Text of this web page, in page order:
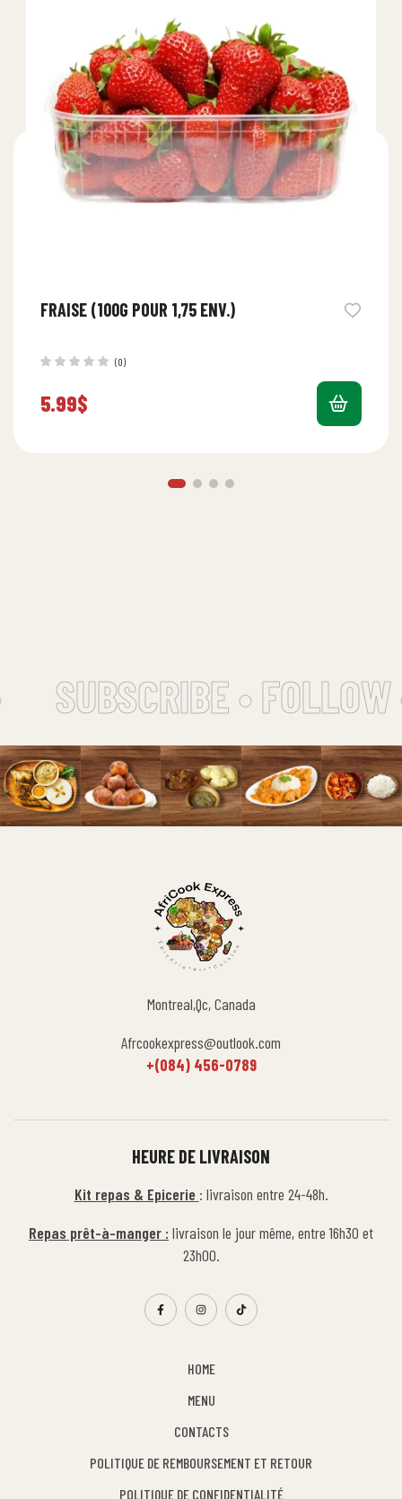
FRAISE (100G POUR 1,75 ENV.)
(0)
5.99$
SUBSCRIBE • FOLLOW
Montreal,Qc, Canada
Afrcookexpress@outlook.com
+(084) 456-0789
HOME
MENU
CONTACTS
POLITIQUE DE REMBOURSEMENT ET RETOUR
POLITIQUE DE CONFIDENTIALITÉ
HEURE DE LIVRAISON
Kit repas & Epicerie : livraison entre 24-48h.
Repas prêt-à-manger : livraison le jour même, entre 16h30 et
23h00.